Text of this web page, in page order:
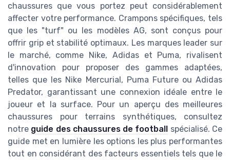
chaussures que vous portez peut considérablement
affecter votre performance. Crampons spécifiques, tels
que les "turf" ou les modèles AG, sont conçus pour
offrir grip et stabilité optimaux. Les marques leader sur
le marché, comme Nike, Adidas et Puma, rivalisent
d'innovation pour proposer des gammes adaptées,
telles que les Nike Mercurial, Puma Future ou Adidas
Predator, garantissant une connexion idéale entre le
joueur et la surface. Pour un aperçu des meilleures
chaussures pour terrains synthétiques, consultez
notre guide des chaussures de football spécialisé. Ce
guide met en lumière les options les plus performantes
tout en considérant des facteurs essentiels tels que le